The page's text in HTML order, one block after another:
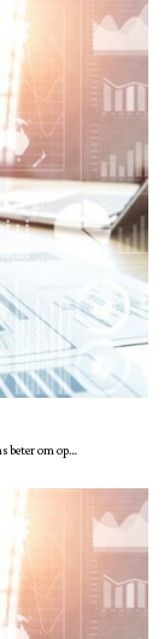
beter om op…